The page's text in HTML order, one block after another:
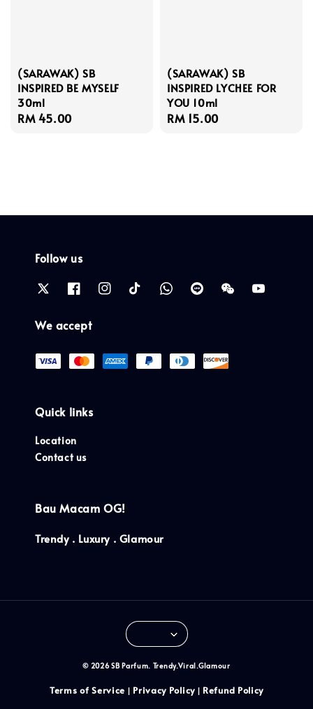
(SARAWAK) SB
INSPIRED BE MYSELF
30ml
Regular
RM 45.00
(SARAWAK) SB
INSPIRED LYCHEE FOR
YOU 10ml
Regular
RM 15.00
Follow us
We accept
Quick links
Location
Contact us
Bau Macam OG!
Trendy . Luxury . Glamour
© 2026 SB Parfum. Trendy.Viral.Glamour
Terms of Service Privacy Policy| Refund Policy